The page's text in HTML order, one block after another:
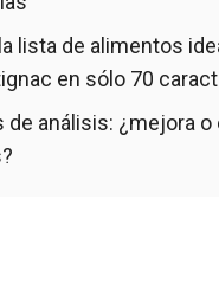
lista de alimentos
en sólo 70
de análisis: ¿mejora o